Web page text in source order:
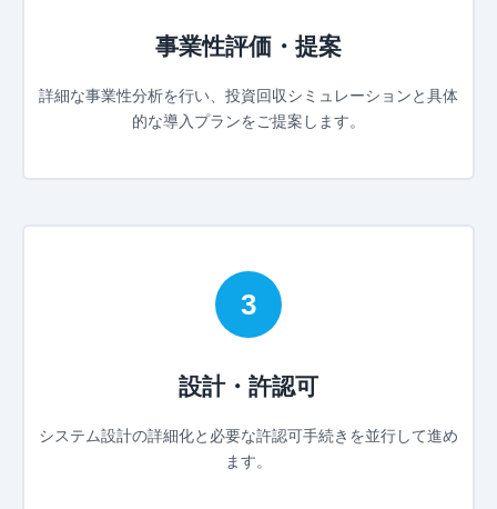
事業性評価・提案
詳細な事業性分析を行い、投資回収シミュレーションと具体
的な導入プランをご提案します。
3
設計・許認可
システム設計の詳細化と必要な許認可手続きを並行して進め
ます。